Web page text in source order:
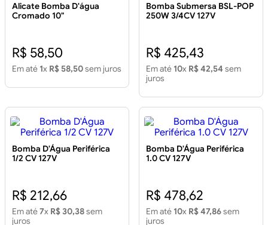
Alicate Bomba D'água
Cromado 10"
R$ 58,50
Em até 1x R$ 58,50sem juros
Bomba Submersa BSL-POP
250W 3/4CV 127V
R$ 425,43
Em até 10x R$ 42,54 sem
juros
Bomba D'Água Periférica
1/2 CV 127V
R$ 212,66
Em até7x R$ 30,38sem
juros
Bomba D'Água Periférica
1.0 CV 127V
R$ 478,62
Em até 10x R$ 47,86sem
juros